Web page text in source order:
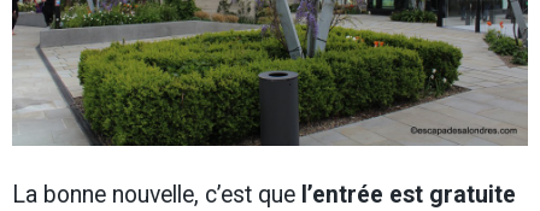
La bonne nouvelle, c’est que l’entrée est gratuite